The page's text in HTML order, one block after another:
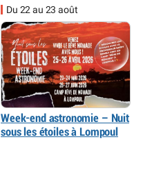
Du 22 au 23 août
Week-end astronomie – Nuit
sous les étoiles à Lompoul